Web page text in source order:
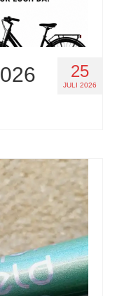
25
JULI 2026